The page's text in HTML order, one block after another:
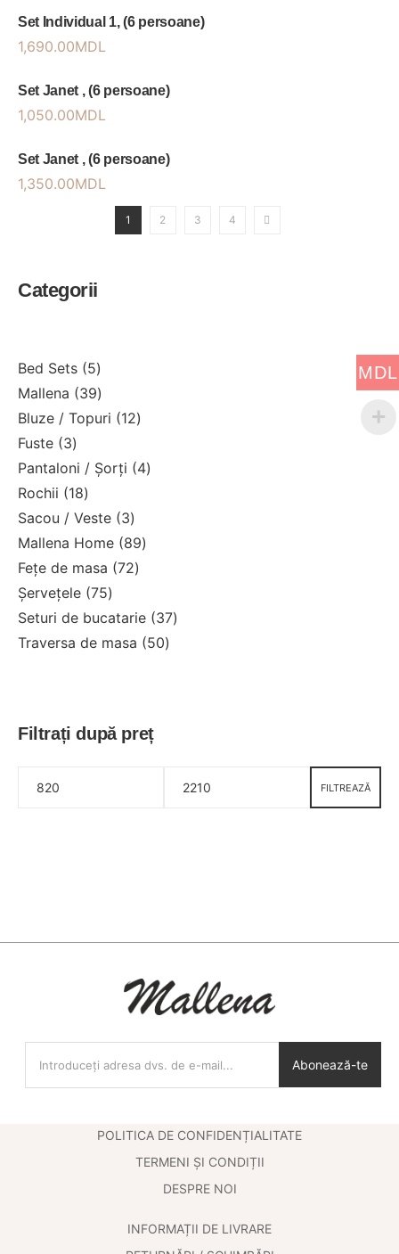
Categorii
Bed Sets 5
Mallena
39
Bluze / Topuri
12
Fuste 3
Pantaloni / Șorți
4
Rochii
18
Sacou / Veste 3
Mallena Home 89
Fețe de masa 72
Șervețele 75
Seturi de bucatarie 37
Traversa de masa
50
Filtrați după preț
FILTREAZĂ
Set Individual 1, (6 persoane)
1,690.00MDL
Set Janet , (6 persoane)
1,050.00MDL
Set Janet , (6 persoane)
1,350.00MDL
1 2 3 4
Abonează-te
POLITICA DE CONFIDENȚIALITATE
TERMENI ȘI CONDIȚII
DESPRE NOI
INFORMAȚII DE LIVRARE
MDL